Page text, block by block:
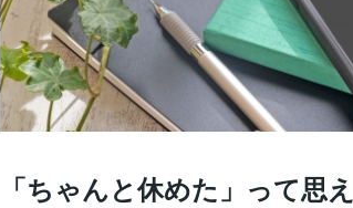
「ちゃんと休めた」って思